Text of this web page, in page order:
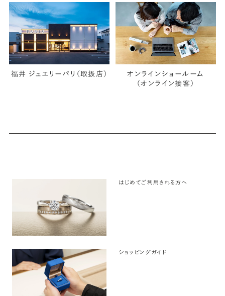
福井 ジュエリーパリ（取扱店）
オンラインショールーム
（オンライン接客）
はじめてご利用される方へ
ショッピングガイド